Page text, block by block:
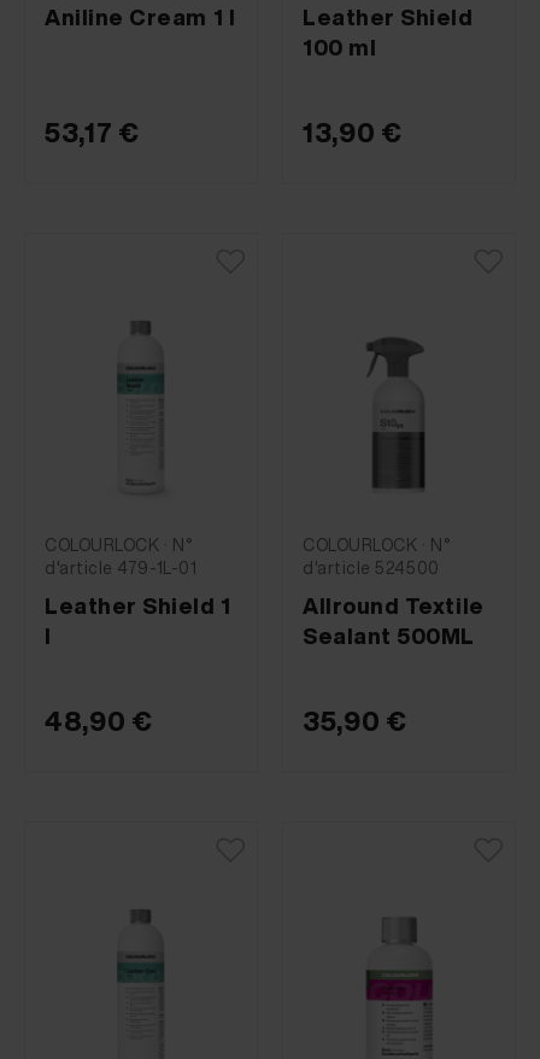
Aniline Cream 1 l
53,17 €
Leather Shield
100 ml
13,90 €
COLOURLOCK · N°
d'article 479-1L-01
Leather Shield 1
l
48,90 €
COLOURLOCK · N°
d'article 524500
Allround Textile
Sealant 500ML
35,90 €